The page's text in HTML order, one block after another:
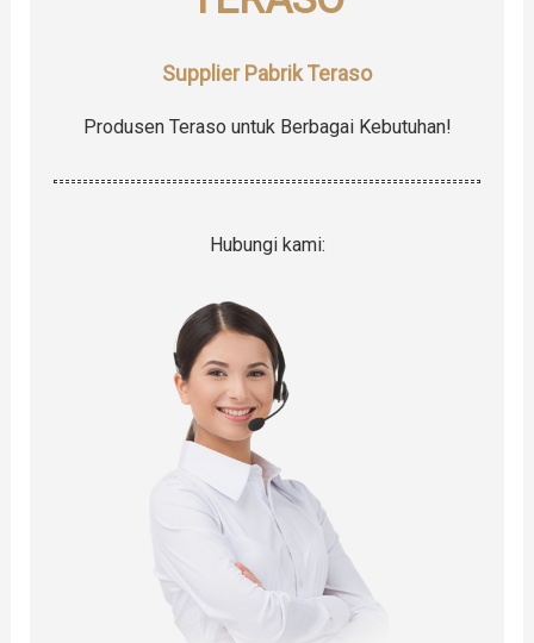
Supplier Pabrik Teraso
Produsen Teraso untuk Berbagai Kebutuhan!
Hubungi kami: